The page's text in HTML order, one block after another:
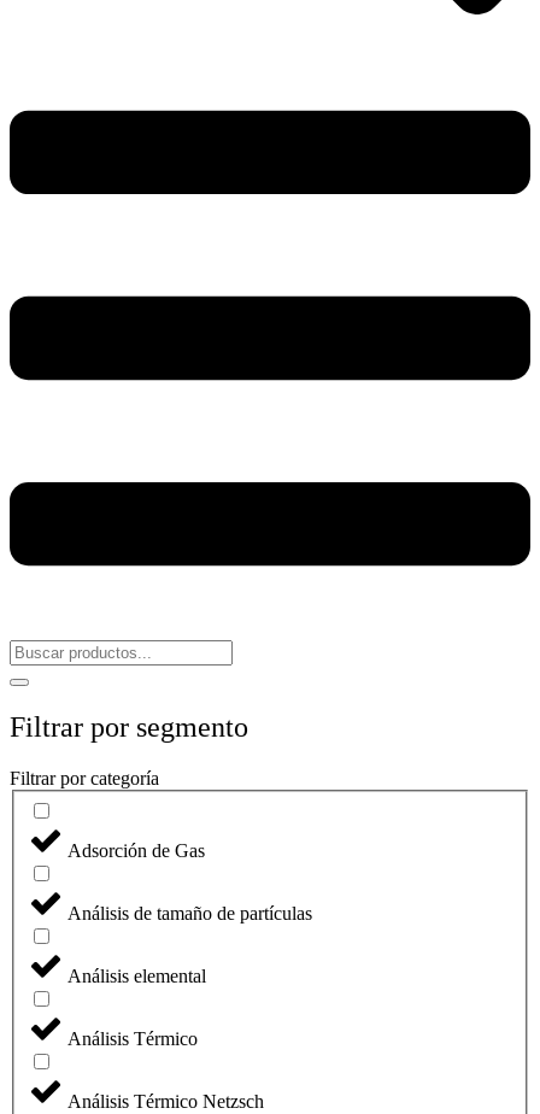
Filtrar por segmento
Filtrar por categoría
Adsorción de Gas
Análisis de tamaño de partículas
Análisis elemental
Análisis Térmico
Análisis Térmico Netzsch